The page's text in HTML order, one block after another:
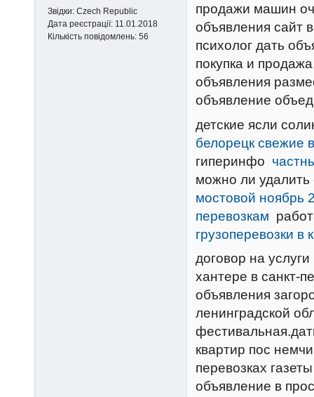
Звідки: Czech Republic
Дата реєстрації: 11.01.2018
Кількість повідомлень: 56
продажи машин
объявления сайт
психолог дать
покупка и
объявления
объявление
детские ясли
белорецк свежие
гиперинфо
можно ли
мостовой ноябрь
перевозкам
грузоперевозки в
договор на
хантере в санкт-
объявления
ленинградской
квартир пос
перевозках
объявление в